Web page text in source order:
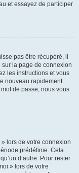
et essayez de participer
pas être récupéré, il
la page de connexion
les instructions et vous
nouveau rapidement.
de passe, nous vous
lors de votre connexion
prédéfinie. Cela
d’autre. Pour rester
» lors de votre